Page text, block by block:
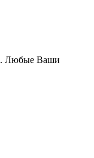
Любые Ваши